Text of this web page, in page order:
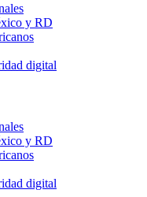
y RD
digital
y RD
digital